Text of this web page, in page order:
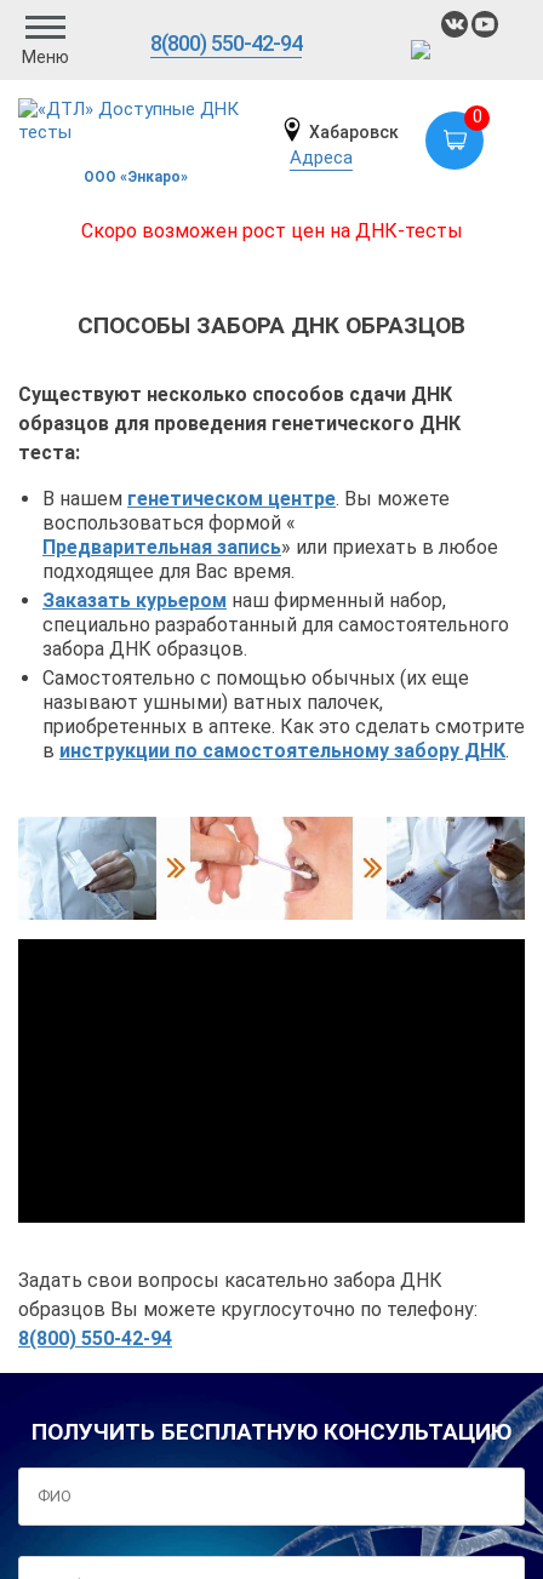
Меню
8(800) 550-42-94
ООО «Энкаро»
Хабаровск
Адреса
0
Скоро возможен рост цен на ДНК-тесты
СПОСОБЫ ЗАБОРА ДНК ОБРАЗЦОВ
Существуют несколько способов сдачи ДНК
образцов для проведения генетического ДНК
теста:
В нашем генетическом центре. Вы можете
воспользоваться формой «
Предварительная запись» или приехать в любое
подходящее для Вас время.
Заказать курьером наш фирменный набор,
специально разработанный для самостоятельного
забора ДНК образцов.
Самостоятельно с помощью обычных (их еще
называют ушными) ватных палочек,
приобретенных в аптеке. Как это сделать смотрите
в инструкции по самостоятельному забору ДНК.
Задать свои вопросы касательно забора ДНК
образцов Вы можете круглосуточно по телефону:
8(800) 550-42-94
ПОЛУЧИТЬ БЕСПЛАТНУЮ КОНСУЛЬТАЦИЮ